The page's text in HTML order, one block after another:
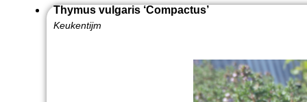
Thymus vulgaris ‘Compactus’
Keukentijm